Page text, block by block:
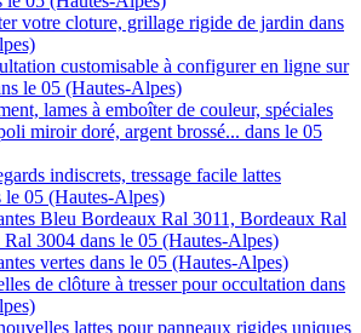
votre cloture, grillage rigide de jardin dans
customisable à configurer en ligne sur
le 05 (Hautes-Alpes)
lames à emboîter de couleur, spéciales
miroir doré, argent brossé... dans le 05
indiscrets, tressage facile lattes
le 05 (Hautes-Alpes)
Bleu Bordeaux Ral 3011, Bordeaux Ral
3004 dans le 05 (Hautes-Alpes)
vertes dans le 05 (Hautes-Alpes)
de clôture à tresser pour occultation dans
lattes pour panneaux rigides uniques